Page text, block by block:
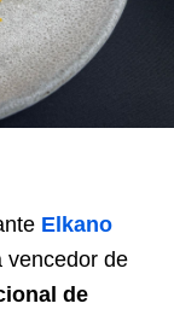
Elkano
vencedor de
de